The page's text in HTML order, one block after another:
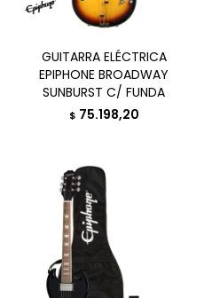
GUITARRA ELÉCTRICA
EPIPHONE BROADWAY
SUNBURST C/ FUNDA
$ 75.198,20